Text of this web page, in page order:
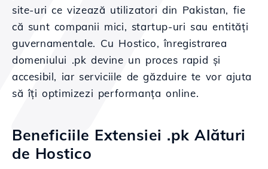
site-uri ce vizează utilizatori din Pakistan, fie
că sunt companii mici, startup-uri sau entități
guvernamentale. Cu Hostico, înregistrarea
domeniului .pk devine un proces rapid și
accesibil, iar serviciile de găzduire te vor ajuta
să îți optimizezi performanța online.
Beneficiile Extensiei .pk Alături
de Hostico